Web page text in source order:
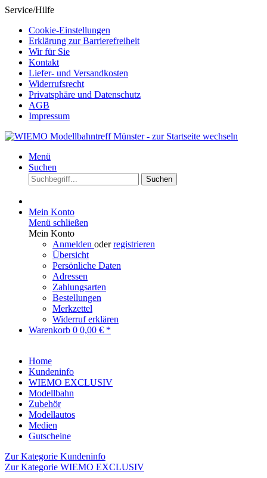
Service/Hilfe
Cookie-Einstellungen
Erklärung zur Barrierefreiheit
Wir für Sie
Kontakt
Liefer- und Versandkosten
Widerrufsrecht
Privatsphäre und Datenschutz
AGB
Impressum
Menü
Suchen
Suchen
Mein Konto
Menü schließen
Mein Konto
Anmelden oderregistrieren
Übersicht
Persönliche Daten
Adressen
Zahlungsarten
Bestellungen
Merkzettel
Widerruf erklären
Warenkorb 0 0,00 € *
Home
Kundeninfo
WIEMO EXCLUSIV
Modellbahn
Zubehör
Modellautos
Medien
Gutscheine
Zur Kategorie Kundeninfo
Zur Kategorie WIEMO EXCLUSIV